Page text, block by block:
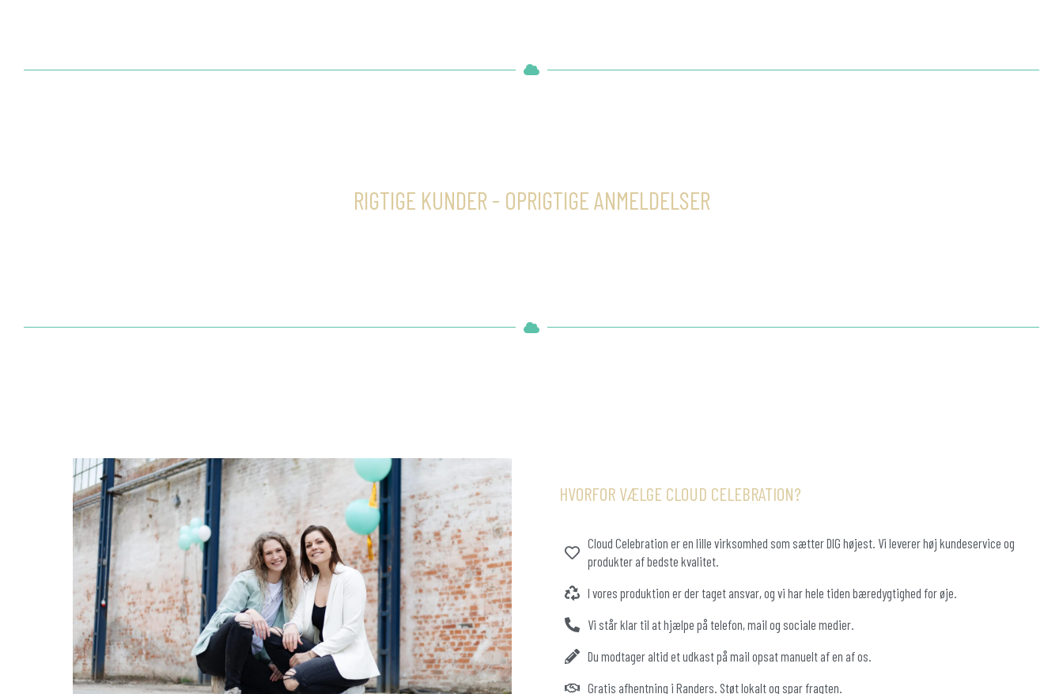
RIGTIGE KUNDER - OPRIGTIGE ANMELDELSER
HVORFOR VÆLGE CLOUD CELEBRATION?
Cloud Celebration er en lille virksomhed som sætter DIG højest. Vi leverer høj kundeservice og
produkter af bedste kvalitet.
I vores produktion er der taget ansvar, og vi har hele tiden bæredygtighed for øje.
Vi står klar til at hjælpe på telefon, mail og sociale medier.
Du modtager altid et udkast på mail opsat manuelt af en af os.
Gratis afhentning i Randers. Støt lokalt og spar fragten.